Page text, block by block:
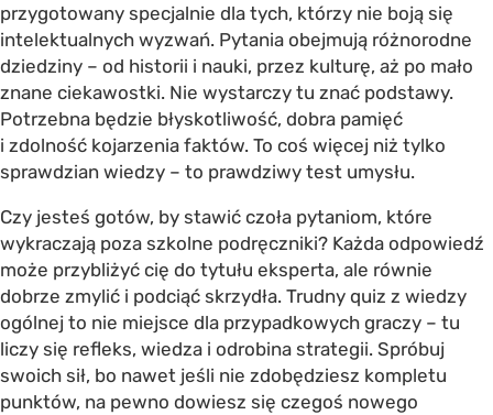
przygotowany specjalnie dla tych, którzy nie boją się
intelektualnych wyzwań. Pytania obejmują różnorodne
dziedziny – od historii i nauki, przez kulturę, aż po mało
znane ciekawostki. Nie wystarczy tu znać podstawy.
Potrzebna będzie błyskotliwość, dobra pamięć
i zdolność kojarzenia faktów. To coś więcej niż tylko
sprawdzian wiedzy – to prawdziwy test umysłu.
Czy jesteś gotów, by stawić czoła pytaniom, które
wykraczają poza szkolne podręczniki? Każda odpowiedź
może przybliżyć cię do tytułu eksperta, ale równie
dobrze zmylić i podciąć skrzydła. Trudny quiz z wiedzy
ogólnej to nie miejsce dla przypadkowych graczy – tu
liczy się refleks, wiedza i odrobina strategii. Spróbuj
swoich sił, bo nawet jeśli nie zdobędziesz kompletu
punktów, na pewno dowiesz się czegoś nowego